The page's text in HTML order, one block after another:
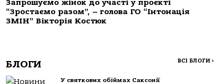
Запрошуємо жінок до участі у проєкті
“Зростаємо разом”, – голова ГО “Інтонація
ЗМІН” Вікторія Костюк
БЛОГИ ВСІ БЛОГИ >
У святкових обіймах Саксонії